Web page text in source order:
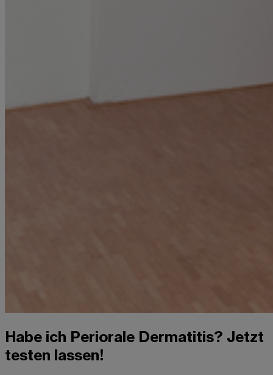
Habe ich Periorale Dermatitis? Jetzt
testen lassen!